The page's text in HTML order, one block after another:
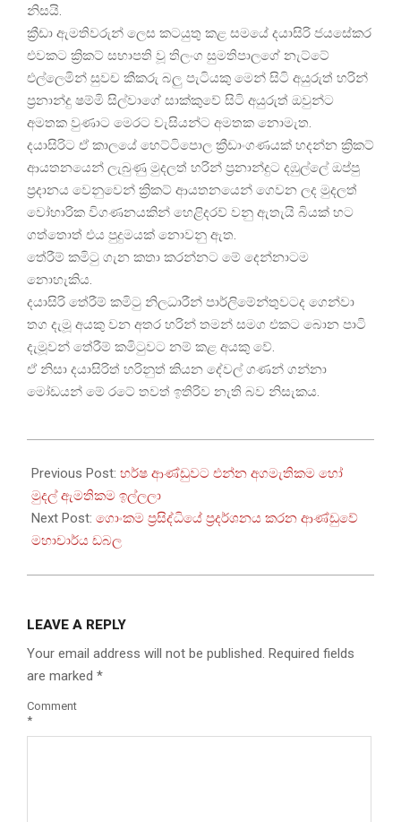
නිසයි.
ක්‍රීඩා ඇමතිවරුන් ලෙස කටයුතු කළ සමයේ දයාසිරි ජයසේකර
එවකට ක්‍රිකට් සභාපති වූ තිලංග සුමතිපාලගේ නැට්ටේ
එල්ලෙමින් සුවච කීකරු බලු පැටියකු මෙන් සිටි අයුරුත් හරින්
ප්‍රනාන්දු ෂම්මි සිල්වාගේ සාක්කුවේ සිටි අයුරුත් ඔවුන්ට
අමතක වුණාට මෙරට වැසියන්ට අමතක නොමැත.
දයාසිරිට ඒ කාලයේ හෙට්ටිපොල ක්‍රීඩාංගණයක් හදන්න ක්‍රිකට්
ආයතනයෙන් ලැබුණු මුදලත් හරින් ප්‍රනාන්දුට දඹුල්ලේ ඔප්පු
ප්‍රදානය වෙනුවෙන් ක්‍රිකට් ආයතනයෙන් ගෙවන ලද මුදලත්
වෝහාරික විගණනයකින් හෙළිදරව් වනු ඇතැයි බියක් හට
ගත්තොත් එය පුදුමයක් නොවනු ඇත.
තේරීම් කමිටු ගැන කතා කරන්නට මේ දෙන්නාටම
නොහැකිය.
දයාසිරි තේරීම් කමිටු නිලධාරීන් පාර්ලිමේන්තුවටද ගෙන්වා
තග දැමූ අයකු වන අතර හරින් තමන් සමග එකට බොන පාටි
දැමූවන් තේරීම් කමිටුවට නම් කළ අයකු වේ.
ඒ නිසා දයාසිරිත් හරිනුත් කියන දේවල් ගණන් ගන්නා
මෝඩයන් මේ රටේ තවත් ඉතිරිව නැති බව නිසැකය.
05-
25
Previous Post: හර්ෂ ආණ්ඩුවට එන්න අගමැතිකම හෝ
මුදල් ඇමතිකම ඉල්ලලා
Next Post: ගොංකම ප්‍රසිද්ධියේ ප්‍රදර්ශනය කරන ආණ්ඩුවේ
මහාචාර්ය ඩබල
LEAVE A REPLY
Your email address will not be published. Required fields
are marked *
Comment
*